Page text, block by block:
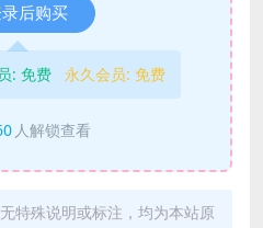
后购买
: 免费 永久会员: 免费
人解锁查看
特殊说明或标注，均为本站原